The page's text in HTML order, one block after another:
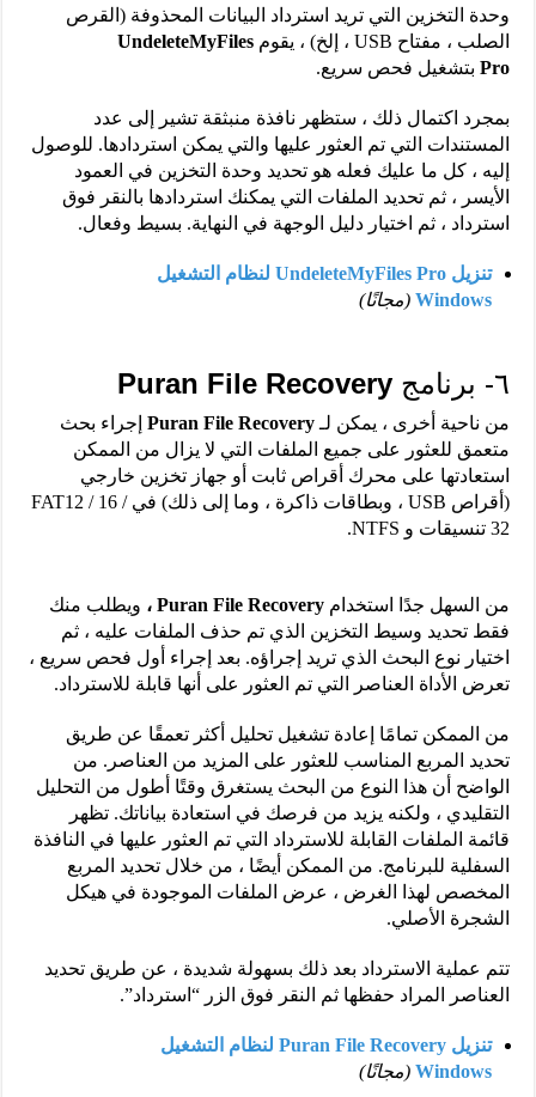
وحدة التخزين التي تريد استرداد البيانات المحذوفة (القرص
الصلب ، مفتاح USB ، إلخ) ، يقوم
UndeleteMyFiles
Proبتشغيل فحص سريع.
بمجرد اكتمال ذلك ، ستظهر نافذة منبثقة تشير إلى عدد
المستندات التي تم العثور عليها والتي يمكن استردادها. للوصول
إليه ، كل ما عليك فعله هو تحديد وحدة التخزين في العمود
الأيسر ، ثم تحديد الملفات التي يمكنك استردادها بالنقر فوق
استرداد ، ثم اختيار دليل الوجهة في النهاية. بسيط وفعال.
تنزيل UndeleteMyFiles Pro لنظام التشغيل
Windows (مجانًا)
٦- برنامج Puran File Recovery
من ناحية أخرى ، يمكن لـ Puran File Recoveryإجراء بحث
متعمق للعثور على جميع الملفات التي لا يزال من الممكن
استعادتها على محرك أقراص ثابت أو جهاز تخزين خارجي
(أقراص USB ، وبطاقات ذاكرة ، وما إلى ذلك) في FAT12 / 16 /
32 تنسيقات و NTFS.
من السهل جدًا استخدام Puran File Recovery ، ويطلب منك
فقط تحديد وسيط التخزين الذي تم حذف الملفات عليه ، ثم
اختيار نوع البحث الذي تريد إجراؤه. بعد إجراء أول فحص سريع ،
تعرض الأداة العناصر التي تم العثور على أنها قابلة للاسترداد.
من الممكن تمامًا إعادة تشغيل تحليل أكثر تعمقًا عن طريق
تحديد المربع المناسب للعثور على المزيد من العناصر. من
الواضح أن هذا النوع من البحث يستغرق وقتًا أطول من التحليل
التقليدي ، ولكنه يزيد من فرصك في استعادة بياناتك. تظهر
قائمة الملفات القابلة للاسترداد التي تم العثور عليها في النافذة
السفلية للبرنامج. من الممكن أيضًا ، من خلال تحديد المربع
المخصص لهذا الغرض ، عرض الملفات الموجودة في هيكل
الشجرة الأصلي.
تتم عملية الاسترداد بعد ذلك بسهولة شديدة ، عن طريق تحديد
العناصر المراد حفظها ثم النقر فوق الزر “استرداد”.
تنزيل Puran File Recovery لنظام التشغيل
Windows (مجانًا)